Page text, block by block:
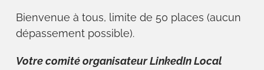
Bienvenue à tous, limite de 50 places (aucun
dépassement possible).
Votre comité organisateur LinkedIn Local